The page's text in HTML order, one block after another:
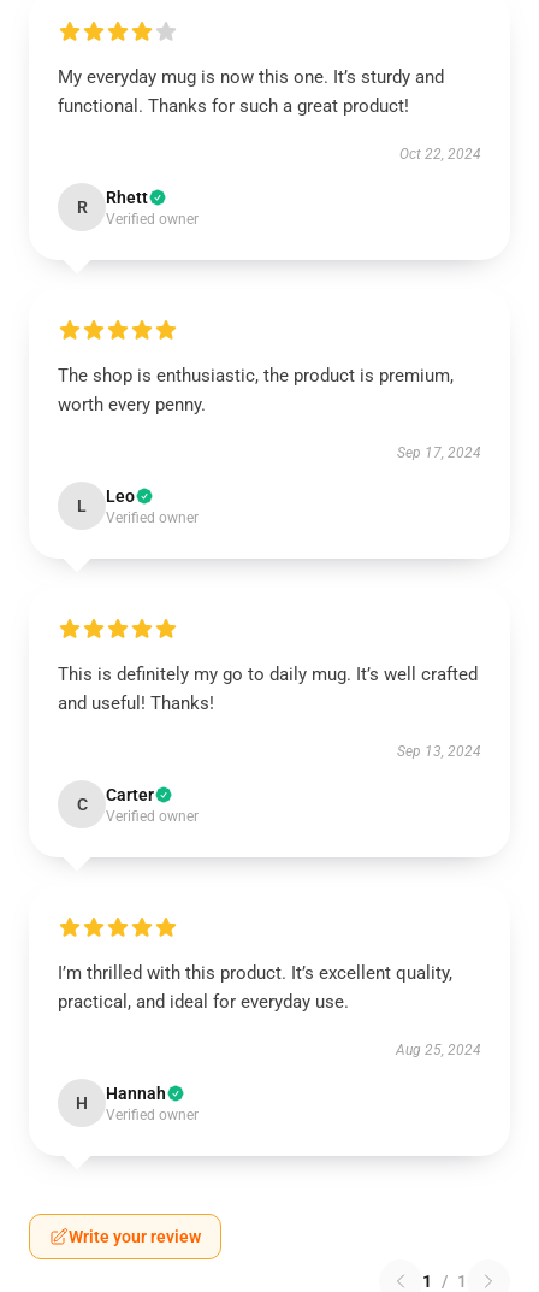
My everyday mug is now this one. It’s sturdy and
functional. Thanks for such a great product!
Oct 22, 2024
R Rhett
Verified owner
The shop is enthusiastic, the product is premium,
worth every penny.
Sep 17, 2024
L Leo
Verified owner
This is definitely my go to daily mug. It’s well crafted
and useful! Thanks!
Sep 13, 2024
C Carter
Verified owner
I’m thrilled with this product. It’s excellent quality,
practical, and ideal for everyday use.
Aug 25, 2024
H Hannah
Verified owner
Write your review
1 / 1